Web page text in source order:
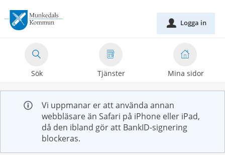
till
tjänster
Munkedals
kommun
Sök Tjänster Mina sidor
u Logga in
Vi uppmanar er att använda annan
webbläsare än Safari på iPhone eller iPad,
då den ibland gör att BankID-signering
blockeras.